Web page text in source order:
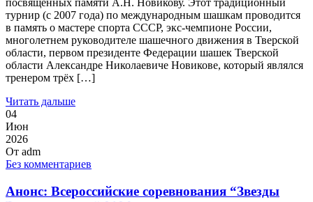
посвящённых памяти А.Н. Новикову. Этот традиционный
турнир (с 2007 года) по международным шашкам проводится
в память о мастере спорта СССР, экс-чемпионе России,
многолетнем руководителе шашечного движения в Тверской
области, первом президенте Федерации шашек Тверской
области Александре Николаевиче Новикове, который являлся
тренером трёх […]
Читать дальше
04
Июн
2026
От adm
Без комментариев
Анонс: Всероссийские соревнования “Звезды